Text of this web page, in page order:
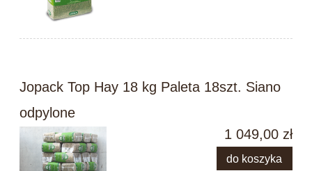
Jopack Top Hay 18 kg Paleta 18szt. Siano
odpylone
1 049,00 zł
do koszyka